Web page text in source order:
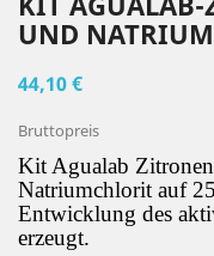
UND
44,10 €
Bruttopreis
Kit Agualab
Natriumchlorit auf
Entwicklung des
erzeugt.